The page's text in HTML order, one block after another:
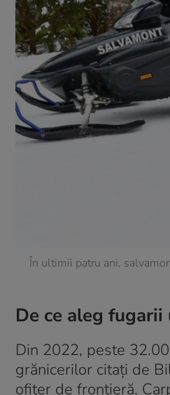
În ultimii patru ani,
De ce aleg
Din 2022, peste
grănicerilor citați de
ofițer de frontieră.